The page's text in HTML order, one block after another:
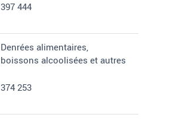
397 444
Denrées alimentaires,
boissons alcoolisées et autres
374 253